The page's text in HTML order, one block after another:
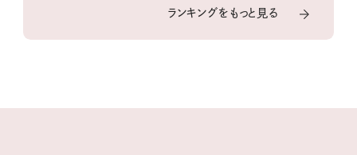
ランキングをもっと見る